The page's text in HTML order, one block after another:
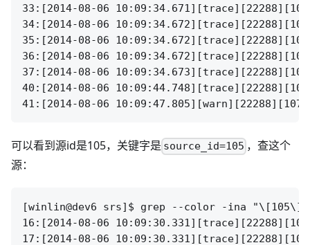
33:[2014-08-06
34:[2014-08-06
35:[2014-08-06
36:[2014-08-06
37:[2014-08-06
40:[2014-08-06
可以看到源id是105，关键字是 source_id=105 ，查这个
源：
[winlin@dev6 srs]$ grep --color -ina
16:[2014-08-06
17:[2014-08-06